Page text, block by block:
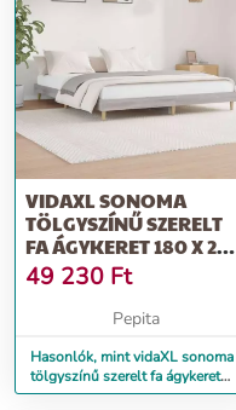
VIDAXL SONOMA
TÖLGYSZÍNŰ SZERELT
FA ÁGYKERET 180 X 200
CM
49 230 Ft
Pepita
Hasonlók, mint vidaXL sonoma
tölgyszínű szerelt fa ágykeret
180 x 200 cm